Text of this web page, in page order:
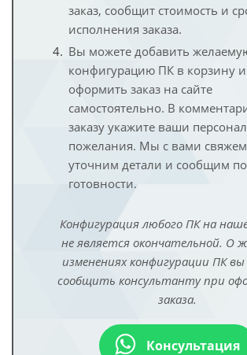
заказ, сообщит стоимость и
исполнения заказа.
Вы можете добавить
конфигурацию ПК в корзину и
оформить заказ на сайте
самостоятельно. В
заказу укажите ваши
пожелания. Мы с вами
уточним детали и сообщим по
готовности.
Конфигурация любого ПК на
не является окончательной. О
изменениях конфигурации ПК
сообщить консультанту при
заказа.
Консультация